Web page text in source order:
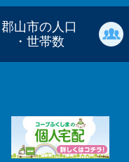
郡山市の人口
・世帯数